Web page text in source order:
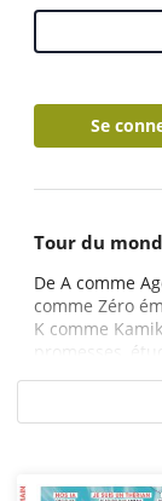
Se
Tour du
De A comme
comme Zéro
K comme
promesses,